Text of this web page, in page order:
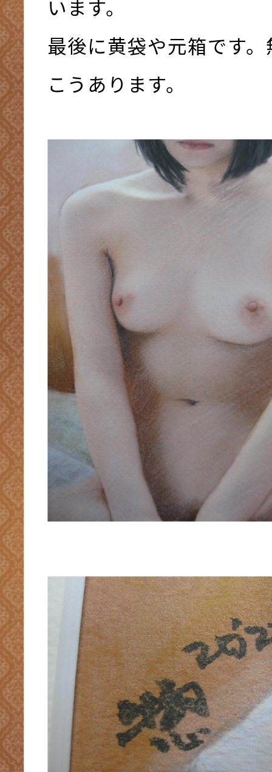
います。
最後に黄袋や元箱です
こうあります。